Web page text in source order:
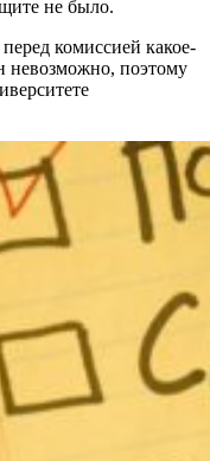
не было.
комиссией какое-
невозможно, поэтому